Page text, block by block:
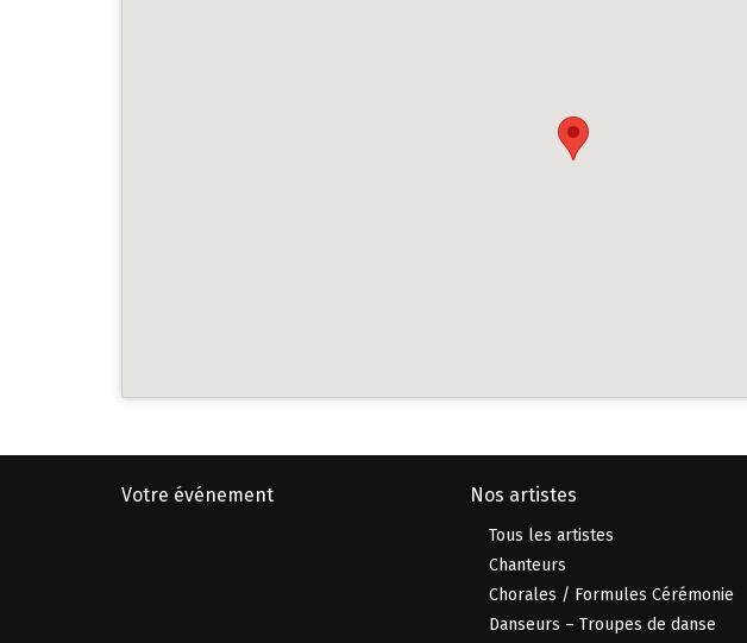
Votre événement Nos artistes
Tous les artistes
Chanteurs
Chorales / Formules Cérémonie
Danseurs – Troupes de danse